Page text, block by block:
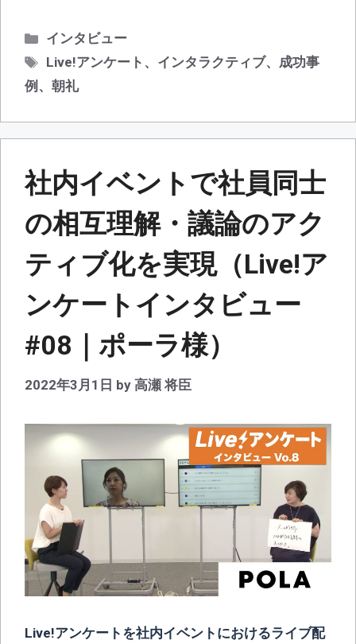
カ
テ
ゴ
リ
インタビュー
タ
グ
Live!アンケート 、 インタラクティブ、 成功事
例 、 朝礼
社内イベントで社員同士
の相互理解・議論のアク
ティブ化を実現（Live!ア
ンケートインタビュー
#08｜ポーラ様）
2022年3月1日 by 高瀬 将臣
Live!アンケートを社内イベントにおけるライブ配